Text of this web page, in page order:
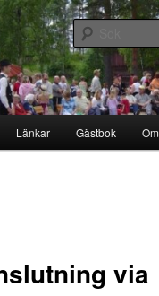
Länkar Gästbok Om
via